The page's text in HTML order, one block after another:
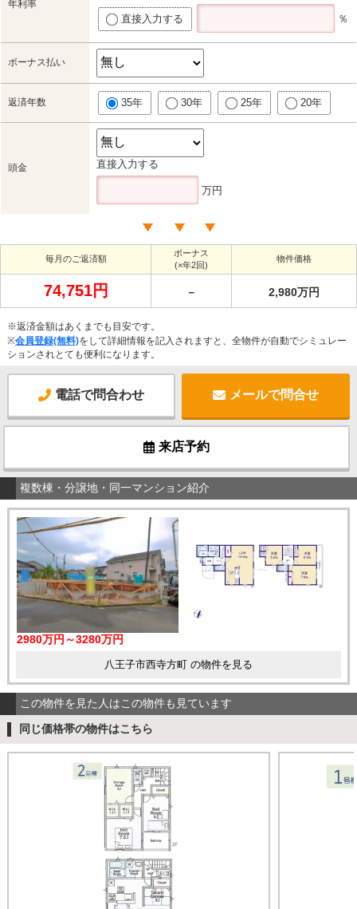
年利率
直接入力する ％
ボーナス払い
返済年数 35年 30年 25年 20年
頭金 直接入力する
万円
毎月のご返済額
ボーナス
(×年2回)
物件価格
74,751円 － 2,980万円
※返済金額はあくまでも目安です。
※会員登録(無料)をして詳細情報を記入されますと、全物件が自動でシミュレー
ションされとても便利になります。
電話で問合わせ メールで問合せ
来店予約
複数棟・分譲地・同一マンション紹介
2980万円～3280万円
八王子市西寺方町 の物件を見る
この物件を見た人はこの物件も見ています
同じ価格帯の物件はこちら